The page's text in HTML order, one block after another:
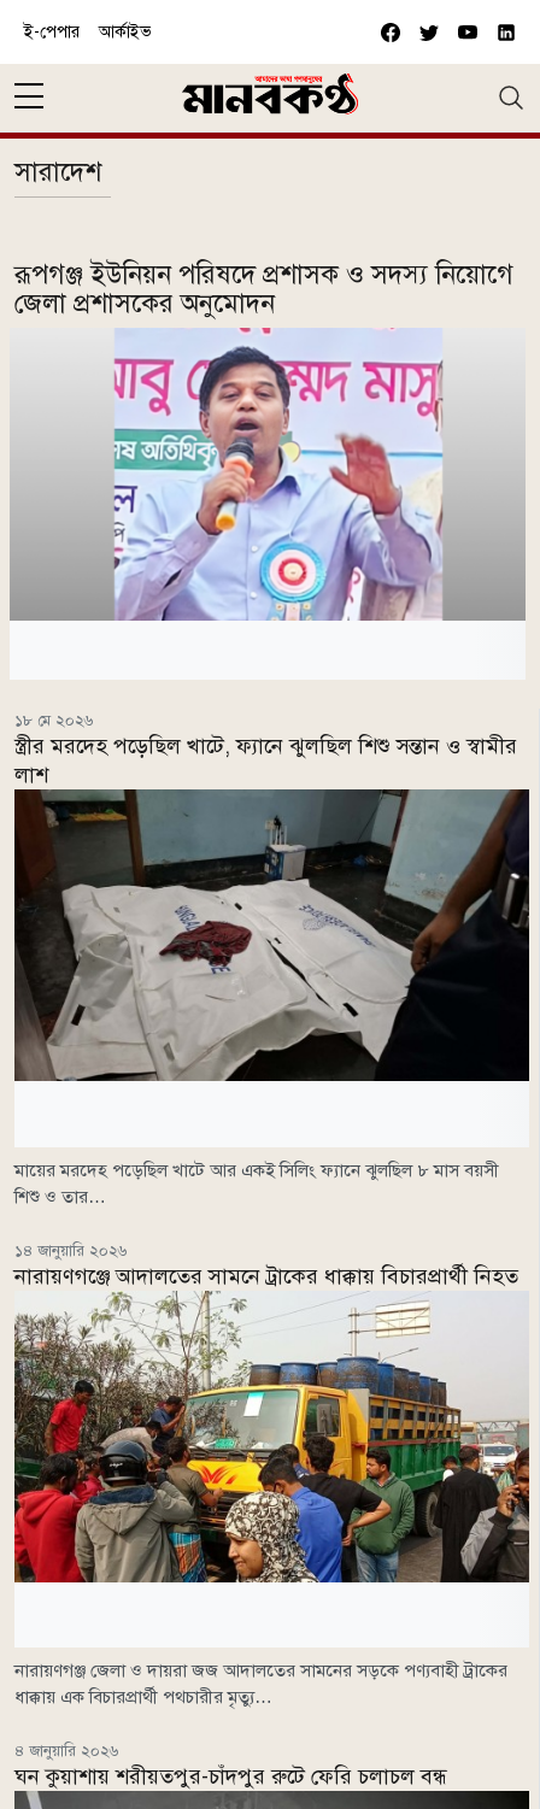
ই-পেপার আর্কাইভ
সারাদেশ
রূপগঞ্জ ইউনিয়ন পরিষদে প্রশাসক ও সদস্য নিয়োগে
জেলা প্রশাসকের অনুমোদন
১৮ মে ২০২৬
স্ত্রীর মরদেহ পড়েছিল খাটে, ফ্যানে ঝুলছিল শিশু সন্তান ও স্বামীর
লাশ
মায়ের মরদেহ পড়েছিল খাটে আর একই সিলিং ফ্যানে ঝুলছিল ৮ মাস বয়সী
শিশু ও তার…
১৪ জানুয়ারি ২০২৬
নারায়ণগঞ্জে আদালতের সামনে ট্রাকের ধাক্কায় বিচারপ্রার্থী নিহত
নারায়ণগঞ্জ জেলা ও দায়রা জজ আদালতের সামনের সড়কে পণ্যবাহী ট্রাকের
ধাক্কায় এক বিচারপ্রার্থী পথচারীর মৃত্যু…
৪ জানুয়ারি ২০২৬
ঘন কুয়াশায় শরীয়তপুর-চাঁদপুর রুটে ফেরি চলাচল বন্ধ